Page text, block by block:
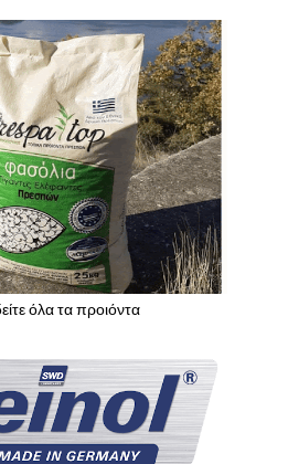
όλα τα προιόντα